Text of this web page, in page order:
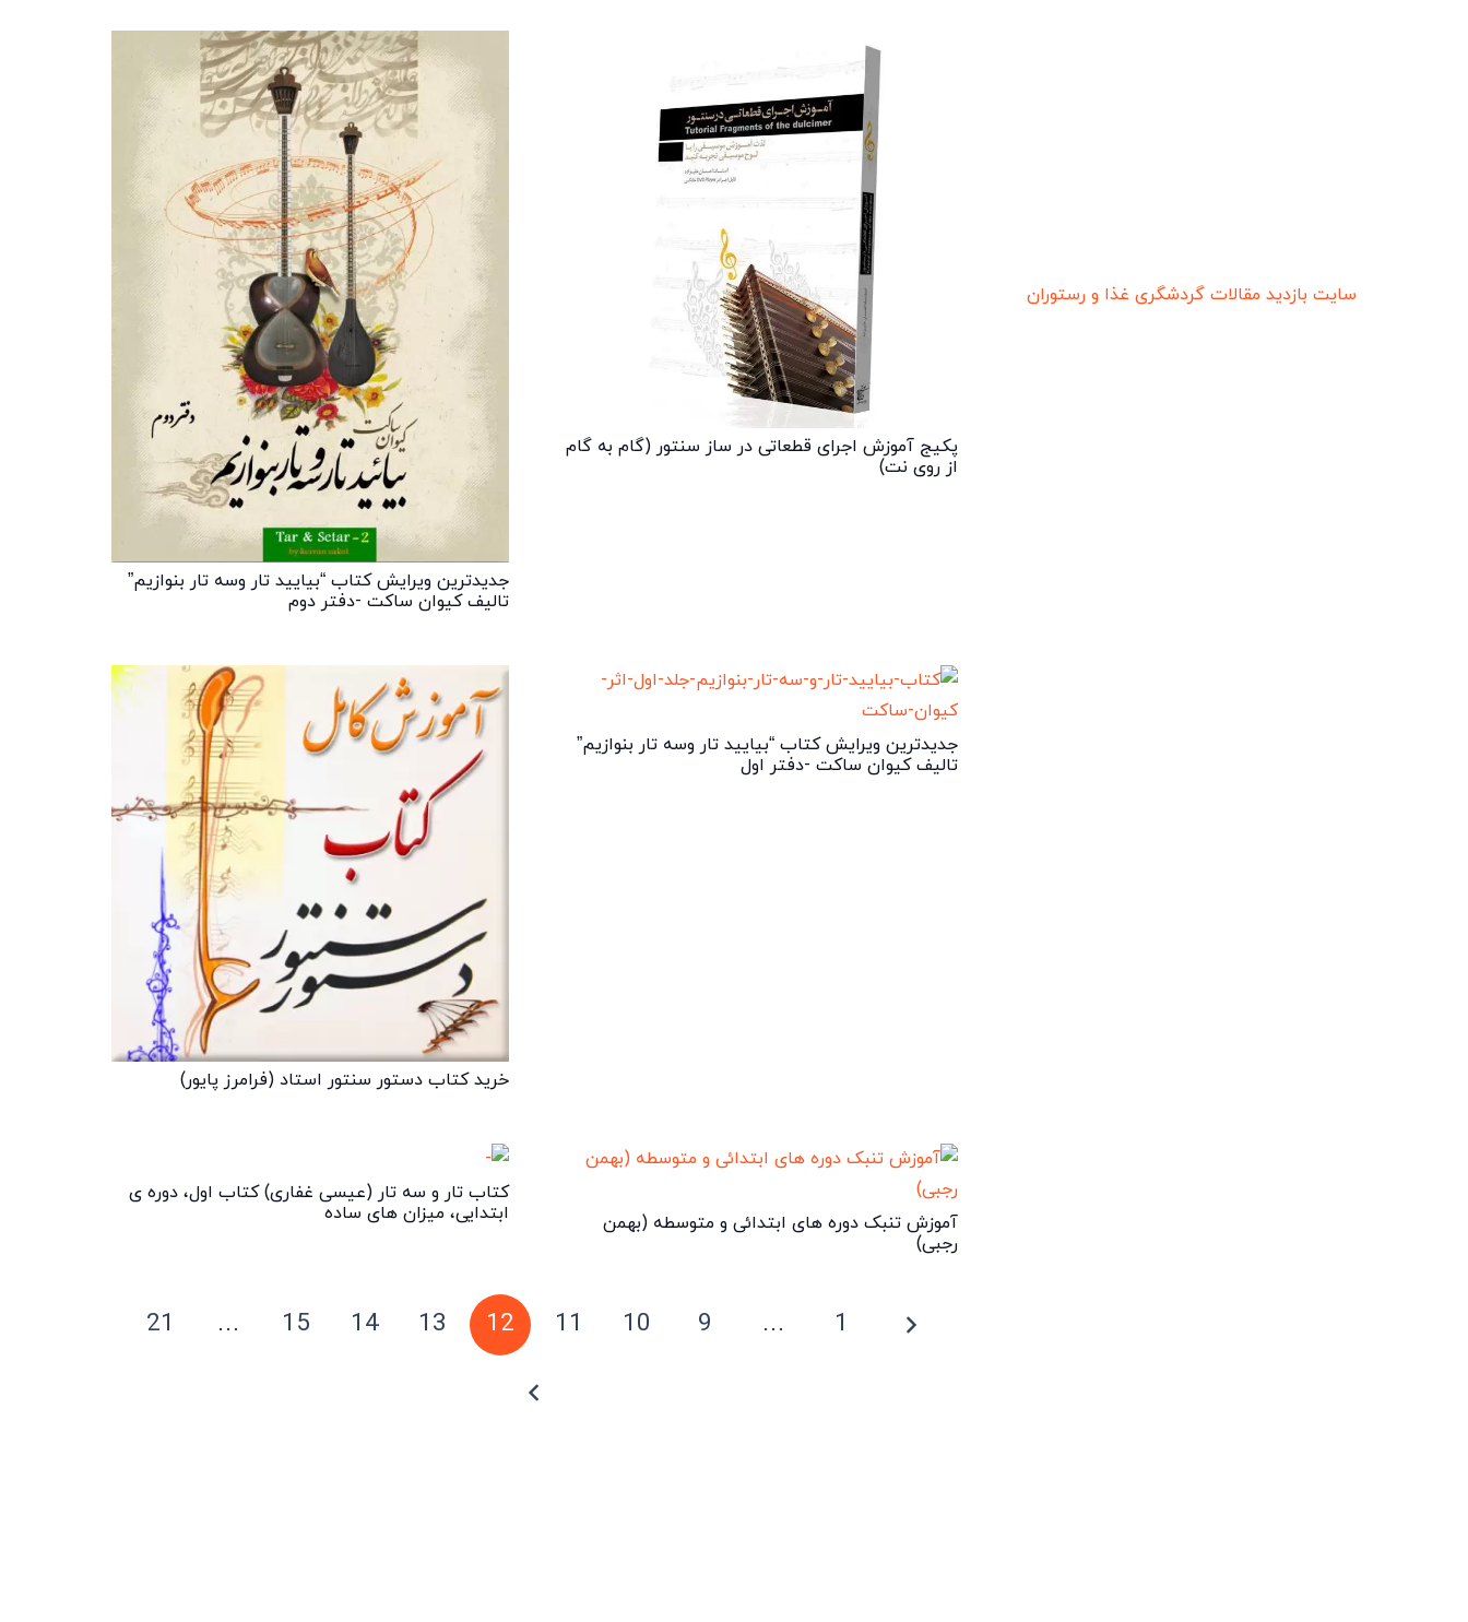
پکیج آموزش اجرای قطعاتی در ساز سنتور (گام به گام
از روی نت)
جدیدترین ویرایش کتاب “بیایید تار وسه تار بنوازیم”
تالیف کیوان ساکت -دفتر دوم
جدیدترین ویرایش کتاب “بیایید تار وسه تار بنوازیم”
تالیف کیوان ساکت -دفتر اول
خرید کتاب دستور سنتور استاد (فرامرز پایور)
آموزش تنبک دوره های ابتدائی و متوسطه (بهمن
رجبی)
کتاب تار و سه تار (عیسی غفاری) کتاب اول، دوره ی
ابتدایی، میزان های ساده
1
…
9
10
11
12
13
14
15
…
21
سایت بازدید مقالات گردشگری غذا و رستوران